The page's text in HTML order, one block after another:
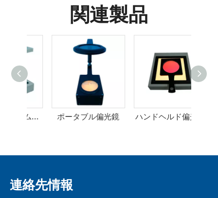
関連製品
PETプリフォームひずみビューア ポータブル偏光鏡
連絡先情報